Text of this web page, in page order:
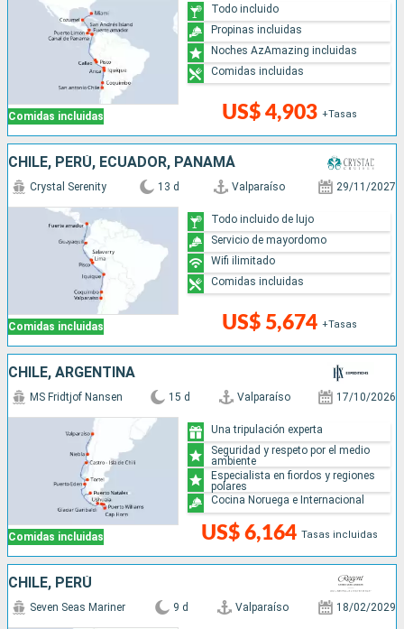
Comidas incluidas US$ 4,903 +Tasas
Todo incluido
Propinas incluidas
Noches AzAmazing incluidas
Comidas incluidas
CHILE, PERÚ, ECUADOR, PANAMÁ
Comidas incluidas
Crystal Serenity 13 d Valparaíso 29/11/2027
US$ 5,674 +Tasas
Todo incluido de lujo
Servicio de mayordomo
Wifi ilimitado
Comidas incluidas
CHILE, ARGENTINA
Comidas incluidas
MS Fridtjof Nansen 15 d Valparaíso 17/10/2026
US$ 6,164 Tasas incluidas
Una tripulación experta
Seguridad y respeto por el medio
ambiente
Especialista en fiordos y regiones
polares
Cocina Noruega e Internacional
CHILE, PERÚ
Seven Seas Mariner 9 d Valparaíso 18/02/2029